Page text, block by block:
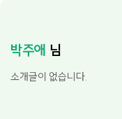
박주애 님
소개글이 없습니다.